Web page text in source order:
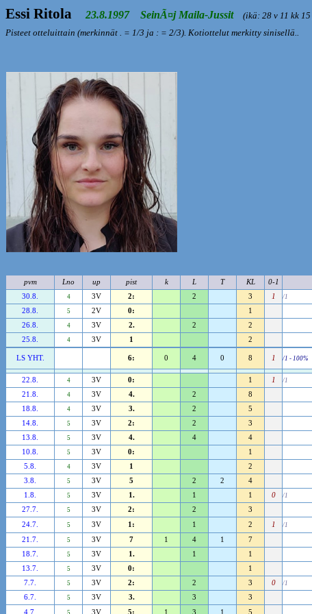
Essi Ritola23.8.1997 SeinÃ¤j Maila-Jussit
(ikä: 28 v 11 kk 15
Pisteet otteluittain (merkinnät . = 1/3 ja : = 2/3). Kotiottelut merkitty sinisellä..
pvm Lno up pist k L T KL 0-1
30.8.
4 3V 2: 2 3 1 /1
28.8.
5 2V 0: 1
26.8.
4 3V 2. 2 2
25.8.
4 3V 1 2
LS YHT. 6: 0 4 0 8 1 /1 - 100%
22.8. 4 3V 0: 1 1 /1
21.8.
4 3V 4. 2 8
18.8.
4 3V 3. 2 5
14.8.
5 3V 2: 2 3
13.8.
5 3V 4. 4 4
10.8.
5 3V 0: 1
5.8.
4 3V 1 2
3.8.
5 3V 5 2 2 4
1.8.
5 3V 1. 1 1 0 /1
27.7.
5 3V 2: 2 3
24.7.
5 3V 1: 1 2 1 /1
21.7.
5 3V 7 1 4 1 7
18.7.
5 3V 1. 1 1
13.7.
5 3V 0: 1
7.7.
5 3V 2: 2 3 0 /1
6.7.
5 3V 3. 3 3